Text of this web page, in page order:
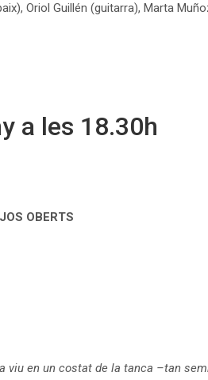
Oriol Guillén (guitarra), Marta
a les 18.30h
OBERTS
en un costat de la tanca –tan